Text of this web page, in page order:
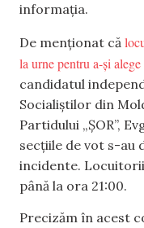
informația.
De menționat că
la urne pentru a-și alege
candidatul
Socialiștilor din
Partidului „ȘOR”,
secțiile de vot s-au
incidente.
până la ora 21:00.
Precizăm în acest